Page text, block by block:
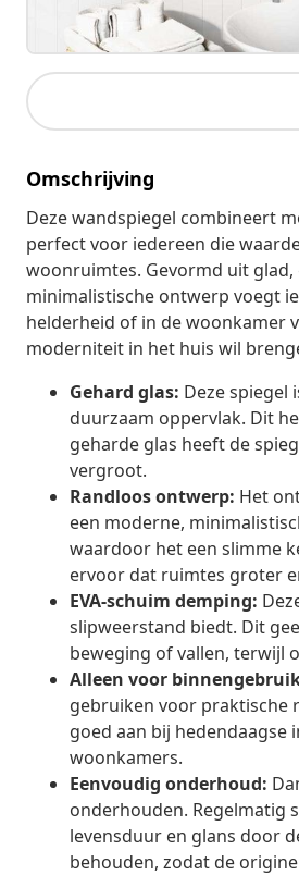
Omschrijving
Deze wandspiegel combineert
perfect voor iedereen die
woonruimtes. Gevormd uit
minimalistische ontwerp voegt
helderheid of in de woonkamer
moderniteit in het huis wil
Gehard glas: Deze spiegel
duurzaam oppervlak. Dit
geharde glas heeft de
vergroot.
Randloos ontwerp: Het
een moderne,
waardoor het een slimme
ervoor dat ruimtes groter
EVA-schuim demping:
slipweerstand biedt. Dit
beweging of vallen, terwijl
Alleen voor
gebruiken voor praktische
goed aan bij hedendaagse
woonkamers.
Eenvoudig onderhoud:
onderhouden. Regelmatig
levensduur en glans door
behouden, zodat de